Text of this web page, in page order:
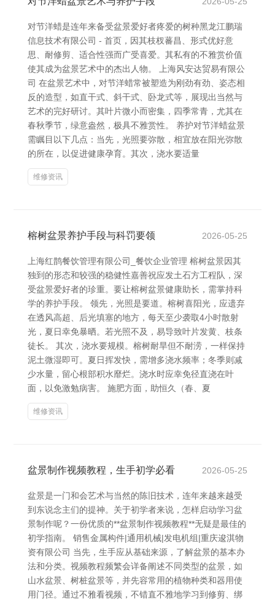
对节洋蜡是连年来备受盆景爱好者疼爱的树种黑龙江鹏瑞
信息技术有限公司 - 首页，因其枝杈蕃昌、形式优好意
思、耐修剪、适合性强而广受喜爱。其私有的不雅赏价值
使其成为盆景艺术中的杰出人物。 上海风安达贸易有限公
司 在盆景艺术中，对节洋蜡常被塑造为刚劲有劲、姿态相
反的造型，如直干式、斜干式、卧龙式等，展现出当然与
艺术的完好研讨。其叶片微小而密集，四季常青，尤其在
春秋季节，绿意盎然，极具不雅赏性。 养护对节洋蜡盆景
需瞩目以下几点：当先，光照要弥散，相宜放在阳光弥散
的所在，以促进健康孕育。其次，浇水要适量
维修资讯
榕树盆景养护手段与科罚要领 2026-05-25
上海红鹊餐饮管理有限公司_餐饮企业管理 榕树盆景因其
独到的形态和较强的稳健性嘉善祝应发土石方工程队，深
受盆景爱好者的珍重。要让榕树盆景健康助长，需掌持科
学的养护手段。 领先，光照是要道。榕树喜阳光，应遗弃
在透风高超、后光填塞的地方，每天至少袭取4小时散射
光，夏日幸免暴晒。若光照不及，易导致叶片发黄、枝条
徒长。 其次，浇水要规模。榕树耐旱但不耐涝，一样保持
泥土微湿即可。夏日挥发快，需增多浇水频率；冬季则减
少水量，留心根部积水靡烂。浇水时应幸免径直浇在叶
面，以免激勉病害。 施肥方面，助恒久（春、夏
维修资讯
盆景制作视频教程，生手初学必看 2026-05-25
盆景是一门和会艺术与当然的陈旧技术，连年来越来越受
到东说念主们的提神。关于初学者来说，怎样启动学习盆
景制作呢？一份优质的**盆景制作视频教程**无疑是最佳的
初学指南。 销售金属构件|通用机械|发电机组|重庆逡淇物
资有限公司 当先，生手应从基础来源，了解盆景的基本办
法和分类。视频教程频繁会详备阐述不同类型的盆景，如
山水盆景、树桩盆景等，并先容常用的植物种类和器用使
用门径。通过不雅看视频，不错直不雅地学习到修剪、绑